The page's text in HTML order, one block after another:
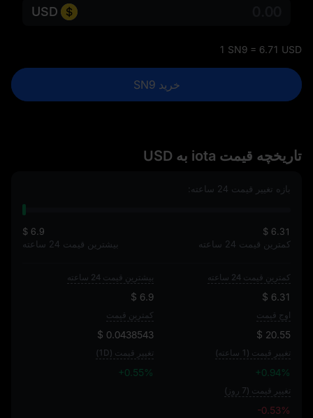
USD
1 SN9 = 6.71 USD
خرید SN9
تاریخچه قیمت iota به USD
بازه تغییر قیمت 24 ساعته:
$ 6.31
کمترین قیمت 24 ساعته
$ 6.9
بیشترین قیمت 24 ساعته
کمترین قیمت 24 ساعته
$ 6.31
بیشترین قیمت 24 ساعته
$ 6.9
اوج قیمت
$ 20.55
کمترین قیمت
$ 0.0438543
تغییر قیمت (1 ساعته)
+0.94%
تغییر قیمت (1D)
+0.55%
تغییر قیمت (7 روز)
-0.53%